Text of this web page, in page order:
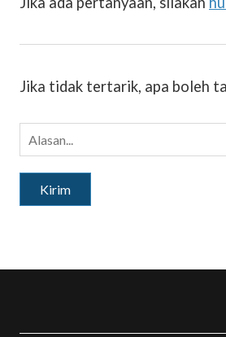
Jika tidak tertarik, apa boleh